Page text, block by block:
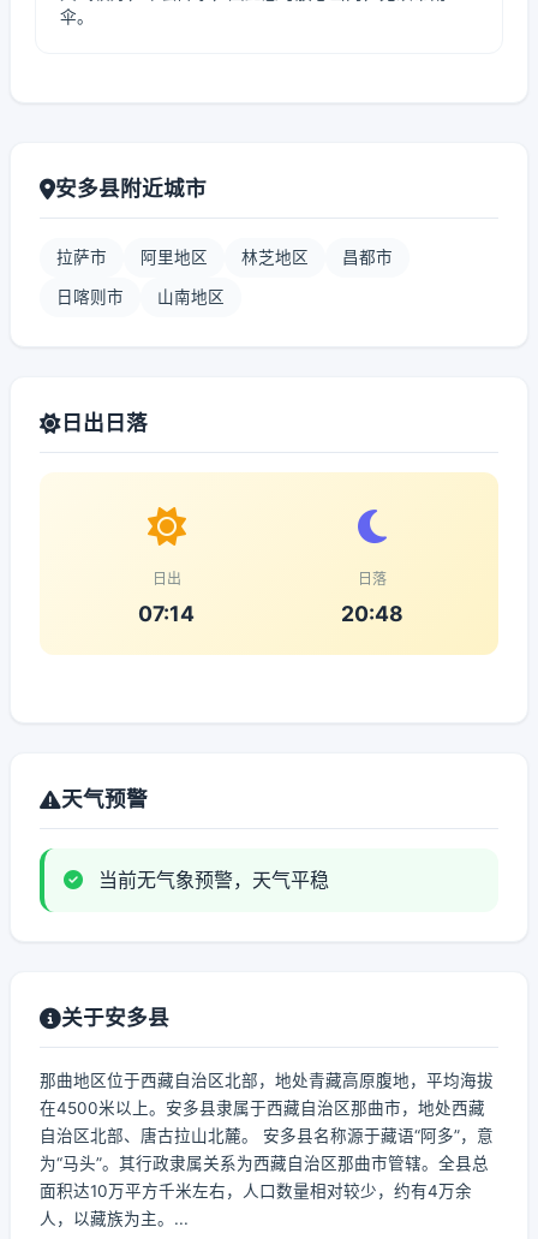
伞。
安多县附近城市
拉萨市 阿里地区 林芝地区 昌都市
日喀则市 山南地区
日出日落
日出
07:14
日落
20:48
天气预警
当前无气象预警，天气平稳
关于安多县
那曲地区位于西藏自治区北部，地处青藏高原腹地，平均海拔
在4500米以上。安多县隶属于西藏自治区那曲市，地处西藏
自治区北部、唐古拉山北麓。 安多县名称源于藏语“阿多”，意
为“马头”。其行政隶属关系为西藏自治区那曲市管辖。全县总
面积达10万平方千米左右，人口数量相对较少，约有4万余
人，以藏族为主。...